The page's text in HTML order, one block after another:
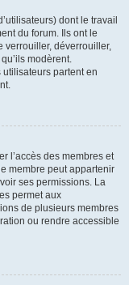
dont le travail
du forum. Ils ont le
verrouiller, déverrouiller,
modèrent.
partent en
l’accès des membres et
membre peut appartenir
ses permissions. La
permet aux
de plusieurs membres
ou rendre accessible